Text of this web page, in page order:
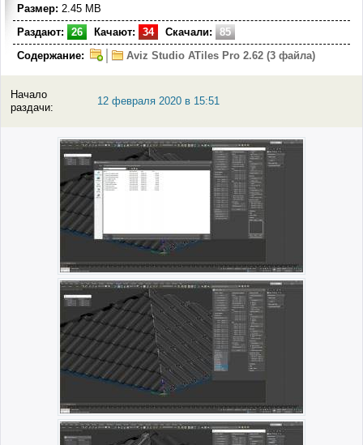
Размер: 2.45 MB
Раздают:
26 Качают: 34 Скачали:
85
Содержание:
Aviz Studio ATiles Pro 2.62 (3 файла)
Начало
раздачи:
12 февраля 2020 в 15:51